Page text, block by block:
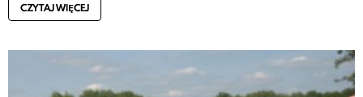
CZYTAJ WIĘCEJ